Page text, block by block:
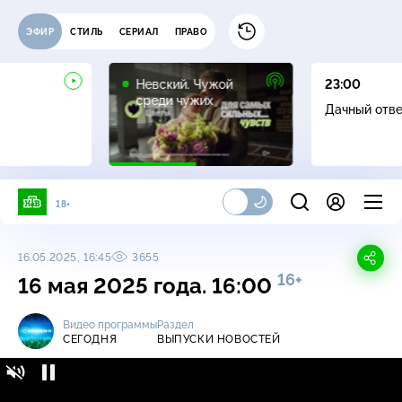
ЭФИР СТИЛЬ СЕРИАЛ ПРАВО
Невский. Чужой
среди чужих
16+
23:00
Дачный
18+
16.05.2025, 16:45 3655
16 мая 2025 года. 16:00 16+
Видео программы
СЕГОДНЯ
Раздел
ВЫПУСКИ НОВОСТЕЙ